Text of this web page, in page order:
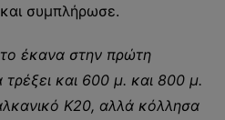
συμπλήρωσε.
έκανα στην πρώτη
τρέξει και 600 μ. και 800 μ.
Κ20, αλλά κόλλησα